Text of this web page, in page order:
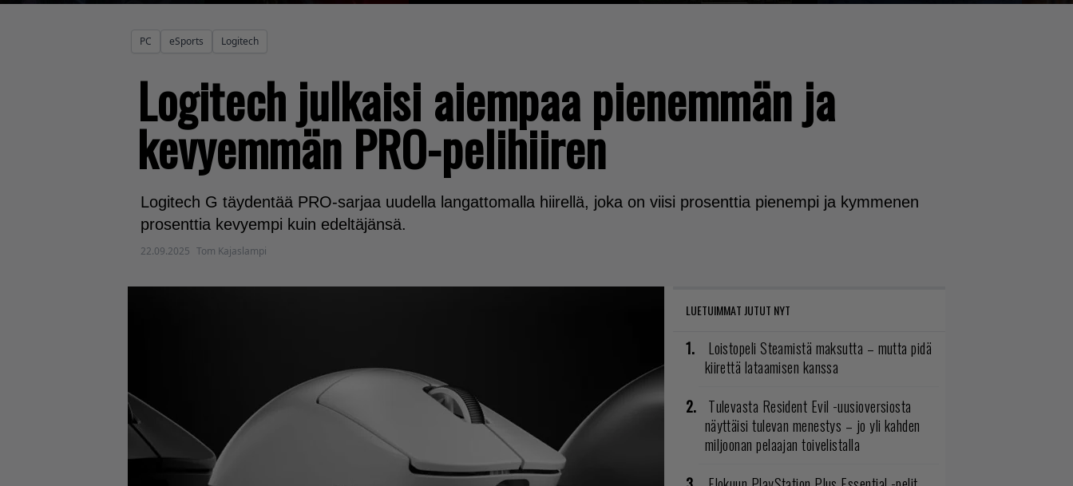
PC eSports Logitech
Logitech julkaisi aiempaa pienemmän ja
kevyemmän PRO-pelihiiren
Logitech G täydentää PRO-sarjaa uudella langattomalla hiirellä, joka on viisi prosenttia pienempi ja kymmenen
prosenttia kevyempi kuin edeltäjänsä.
22.09.2025 Tom Kajaslampi
LUETUIMMAT JUTUT NYT
Loistopeli Steamistä maksutta – mutta pidä
kiirettä lataamisen kanssa
Tulevasta Resident Evil -uusioversiosta
näyttäisi tulevan menestys – jo yli kahden
miljoonan pelaajan toivelistalla